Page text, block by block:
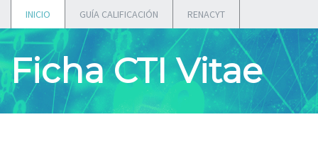
INICIO GUÍA CALIFICACIÓN RENACYT
Ficha CTI Vitae